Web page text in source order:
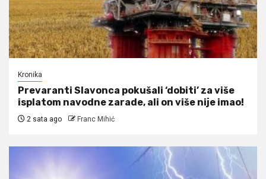
Kronika
Prevaranti Slavonca pokušali ‘dobiti’ za više
isplatom navodne zarade, ali on više nije imao!
2 sata ago Franc Mihić